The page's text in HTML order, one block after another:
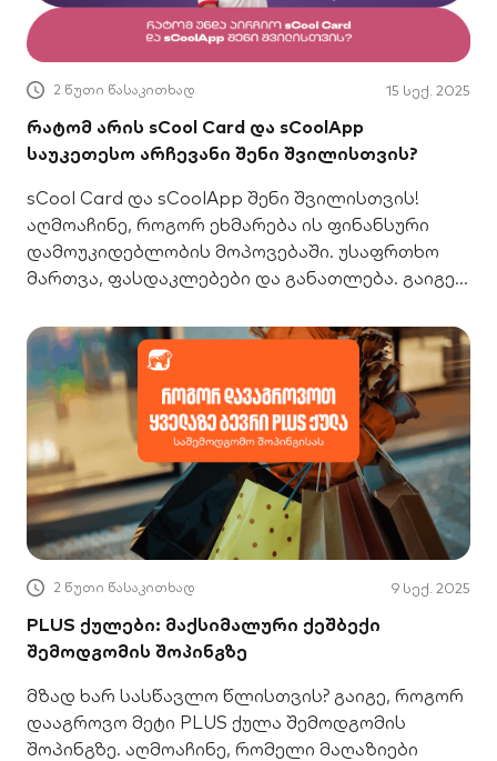
2 წუთი წასაკითხად 15 სექ. 2025
რატომ არის sCool Card და sCoolApp
საუკეთესო არჩევანი შენი შვილისთვის?
sCool Card და sCoolApp შენი შვილისთვის!
აღმოაჩინე, როგორ ეხმარება ის ფინანსური
დამოუკიდებლობის მოპოვებაში. უსაფრთხო
მართვა, ფასდაკლებები და განათლება. გაიგე
2 წუთი წასაკითხად 9 სექ. 2025
PLUS ქულები: მაქსიმალური ქეშბექი
შემოდგომის შოპინგზე
მზად ხარ სასწავლო წლისთვის? გაიგე, როგორ
დააგროვო მეტი PLUS ქულა შემოდგომის
შოპინგზე. აღმოაჩინე, რომელი მაღაზიები